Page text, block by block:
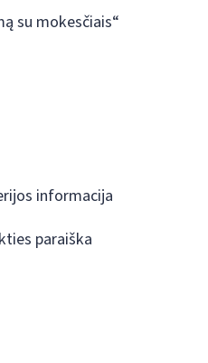
su mokesčiais“
informacija
paraiška